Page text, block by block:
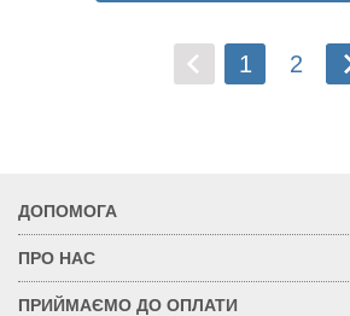
1 2
ДОПОМОГА
ПРО НАС
ПРИЙМАЄМО ДО ОПЛАТИ